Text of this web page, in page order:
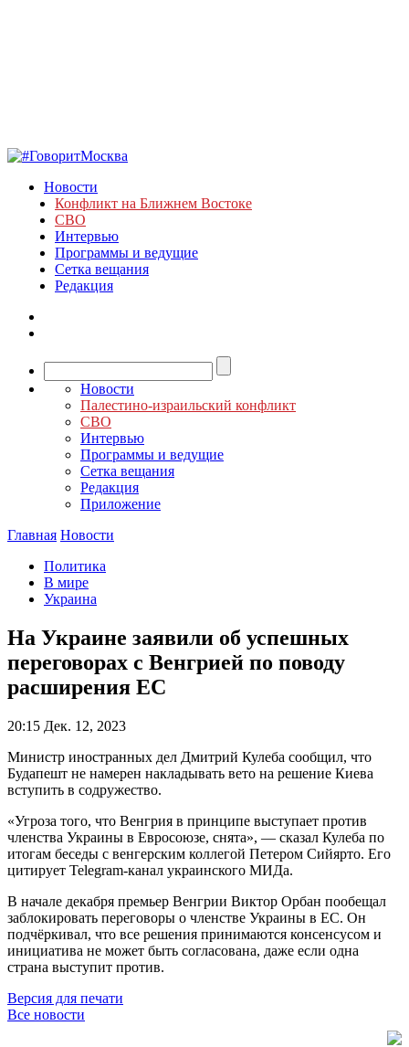
Новости
Конфликт на Ближнем Востоке
СВО
Интервью
Программы и ведущие
Сетка вещания
Редакция
Новости
Палестино-израильский конфликт
СВО
Интервью
Программы и ведущие
Сетка вещания
Редакция
Приложение
Главная Новости
Политика
В мире
Украина
На Украине заявили об успешных
переговорах с Венгрией по поводу
расширения ЕС
20:15 Дек. 12, 2023
Министр иностранных дел Дмитрий Кулеба сообщил, что
Будапешт не намерен накладывать вето на решение Киева
вступить в содружество.
«Угроза того, что Венгрия в принципе выступает против
членства Украины в Евросоюзе, снята», — сказал Кулеба по
итогам беседы с венгерским коллегой Петером Сийярто. Его
цитирует Telegram-канал украинского МИДа.
В начале декабря премьер Венгрии Виктор Орбан пообещал
заблокировать переговоры о членстве Украины в ЕС. Он
подчёркивал, что все решения принимаются консенсусом и
инициатива не может быть согласована, даже если одна
страна выступит против.
Версия для печати
Все новости